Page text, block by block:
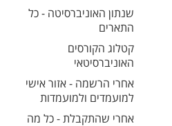
שנתון האוניברסיטה - כל
התארים
קטלוג הקורסים
האוניברסיטאי
אחרי הרשמה - אזור אישי
למועמדים ולמועמדות
אחרי שהתקבלת - כל מה